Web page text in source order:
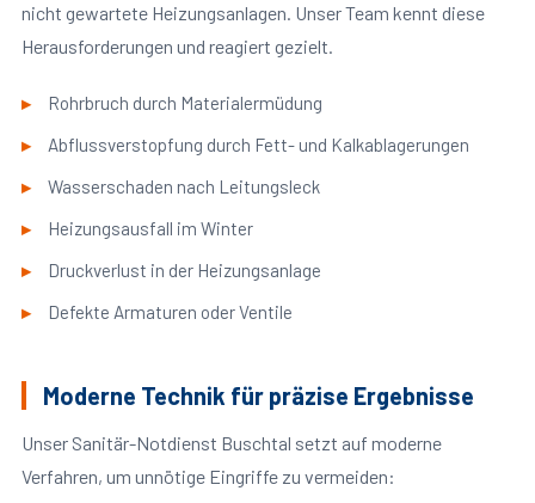
nicht gewartete Heizungsanlagen. Unser Team kennt diese
Herausforderungen und reagiert gezielt.
Rohrbruch durch Materialermüdung
Abflussverstopfung durch Fett- und Kalkablagerungen
Wasserschaden nach Leitungsleck
Heizungsausfall im Winter
Druckverlust in der Heizungsanlage
Defekte Armaturen oder Ventile
Moderne Technik für präzise Ergebnisse
Unser Sanitär-Notdienst Buschtal setzt auf moderne
Verfahren, um unnötige Eingriffe zu vermeiden: